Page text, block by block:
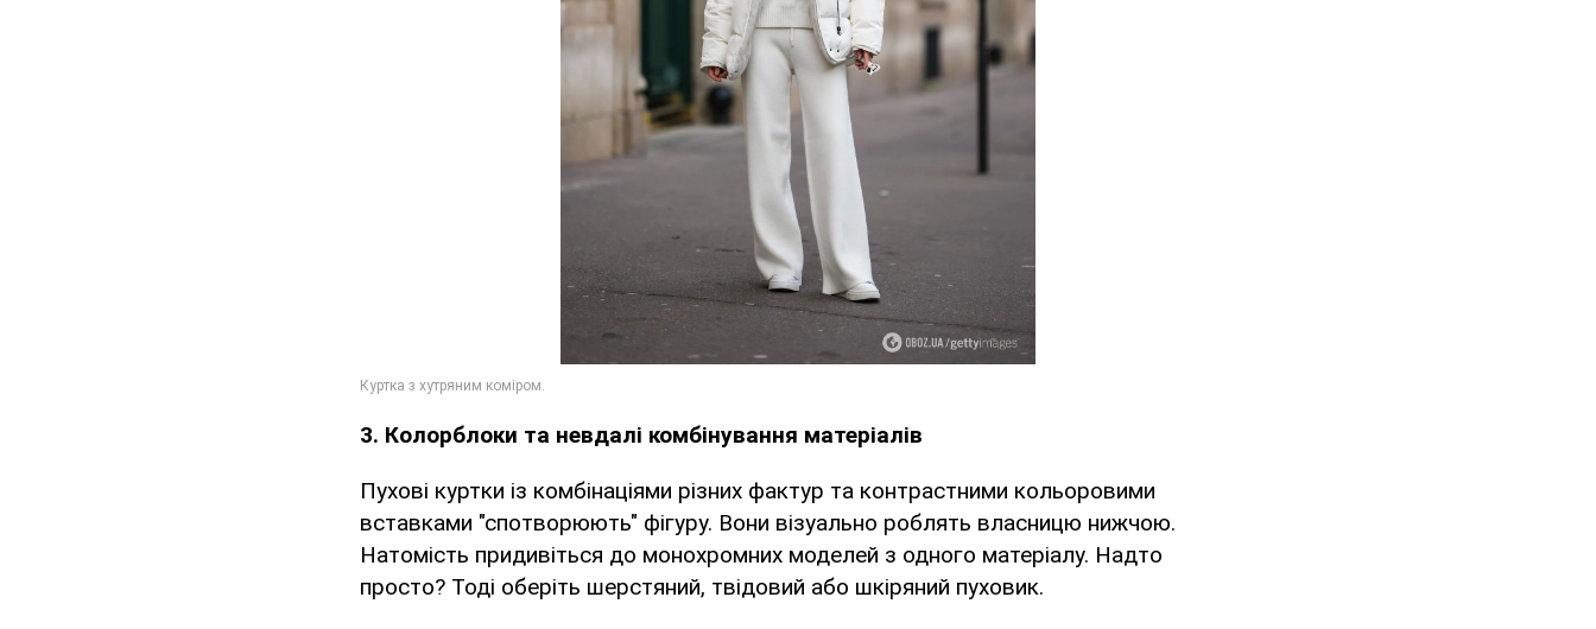
3. Колорблоки та невдалі комбінування матеріалів
Пухові куртки із комбінаціями різних фактур та контрастними кольоровими
вставками "спотворюють" фігуру. Вони візуально роблять власницю нижчою.
Натомість придивіться до монохромних моделей з одного матеріалу. Надто
просто? Тоді оберіть шерстяний, твідовий або шкіряний пуховик.